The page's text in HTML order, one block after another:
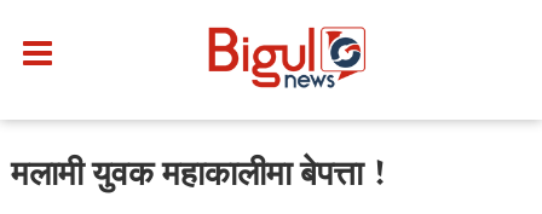
मलामी युवक महाकालीमा बेपत्ता !